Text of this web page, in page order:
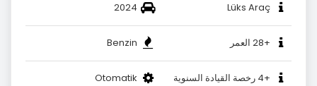
2024 Lüks Araç
Benzin +28 العمر
Otomatik +4 رخصة القيادة السنوية